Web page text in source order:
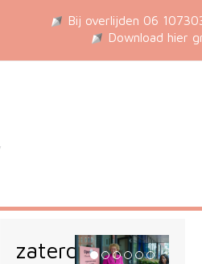
Bij overlijden 06
Download hier
zaterdag 2